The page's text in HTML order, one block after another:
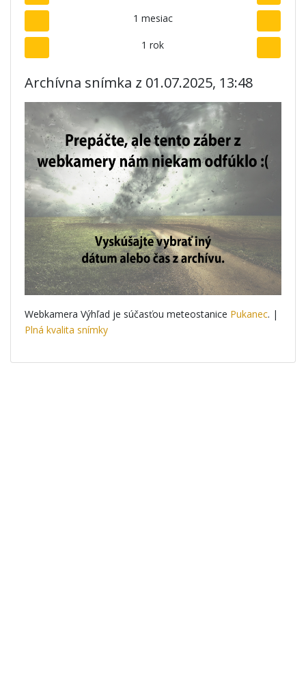
1 mesiac
1 rok
Archívna snímka z 01.07.2025, 13:48
Webkamera Výhľad je súčasťou meteostanice Pukanec. |
Plná kvalita snímky